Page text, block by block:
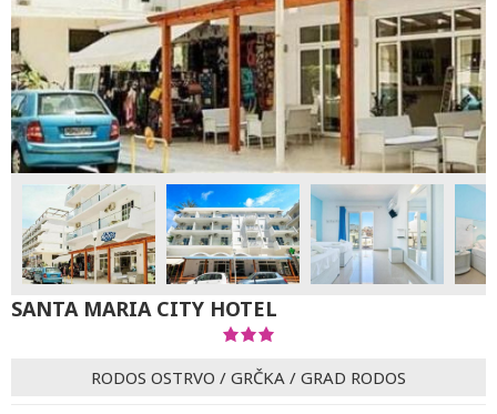
SANTA MARIA CITY HOTEL
RODOS OSTRVO / GRČKA / GRAD RODOS